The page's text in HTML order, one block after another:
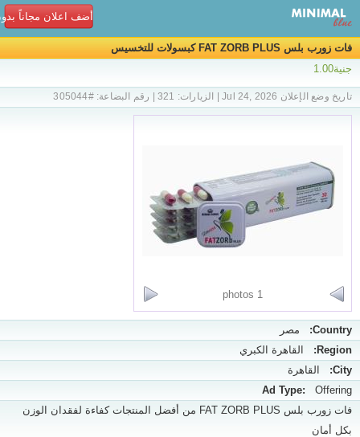
أضف اعلان مجاناً
فات زورب بلس FAT ZORB PLUS كبسولات للتخسيس
جنية1.00
تاريخ وضع الإعلان Jul 24, 2026 | الزيارات: 321 | رقم البضاعة: #305044
1 photos
Country:
مصر
Region:
القاهرة الكبري
City:
القاهرة
Ad Type: Offering
فات زورب بلس FAT ZORB PLUS من أفضل المنتجات كفاءة لفقدان الوزن
بكل أمان